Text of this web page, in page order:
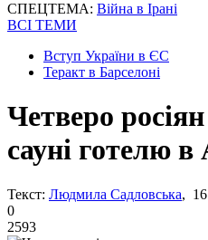
СПЕЦТЕМА: Війна в Ірані
ВСІ ТЕМИ
Вступ України в ЄС
Теракт в Барселоні
Четверо
сауні готелю в
Текст: Людмила Садловська, 16
0
2593